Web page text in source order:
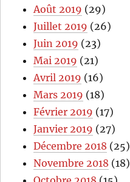
Août 2019 (29)
Juillet 2019 (26)
Juin 2019 (23)
Mai 2019 (21)
Avril 2019 (16)
Mars 2019 (18)
Février 2019 (17)
Janvier 2019 (27)
Décembre 2018 (25)
Novembre 2018 (18)